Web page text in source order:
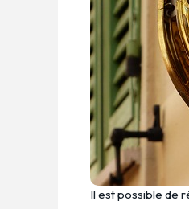
Il est possible de